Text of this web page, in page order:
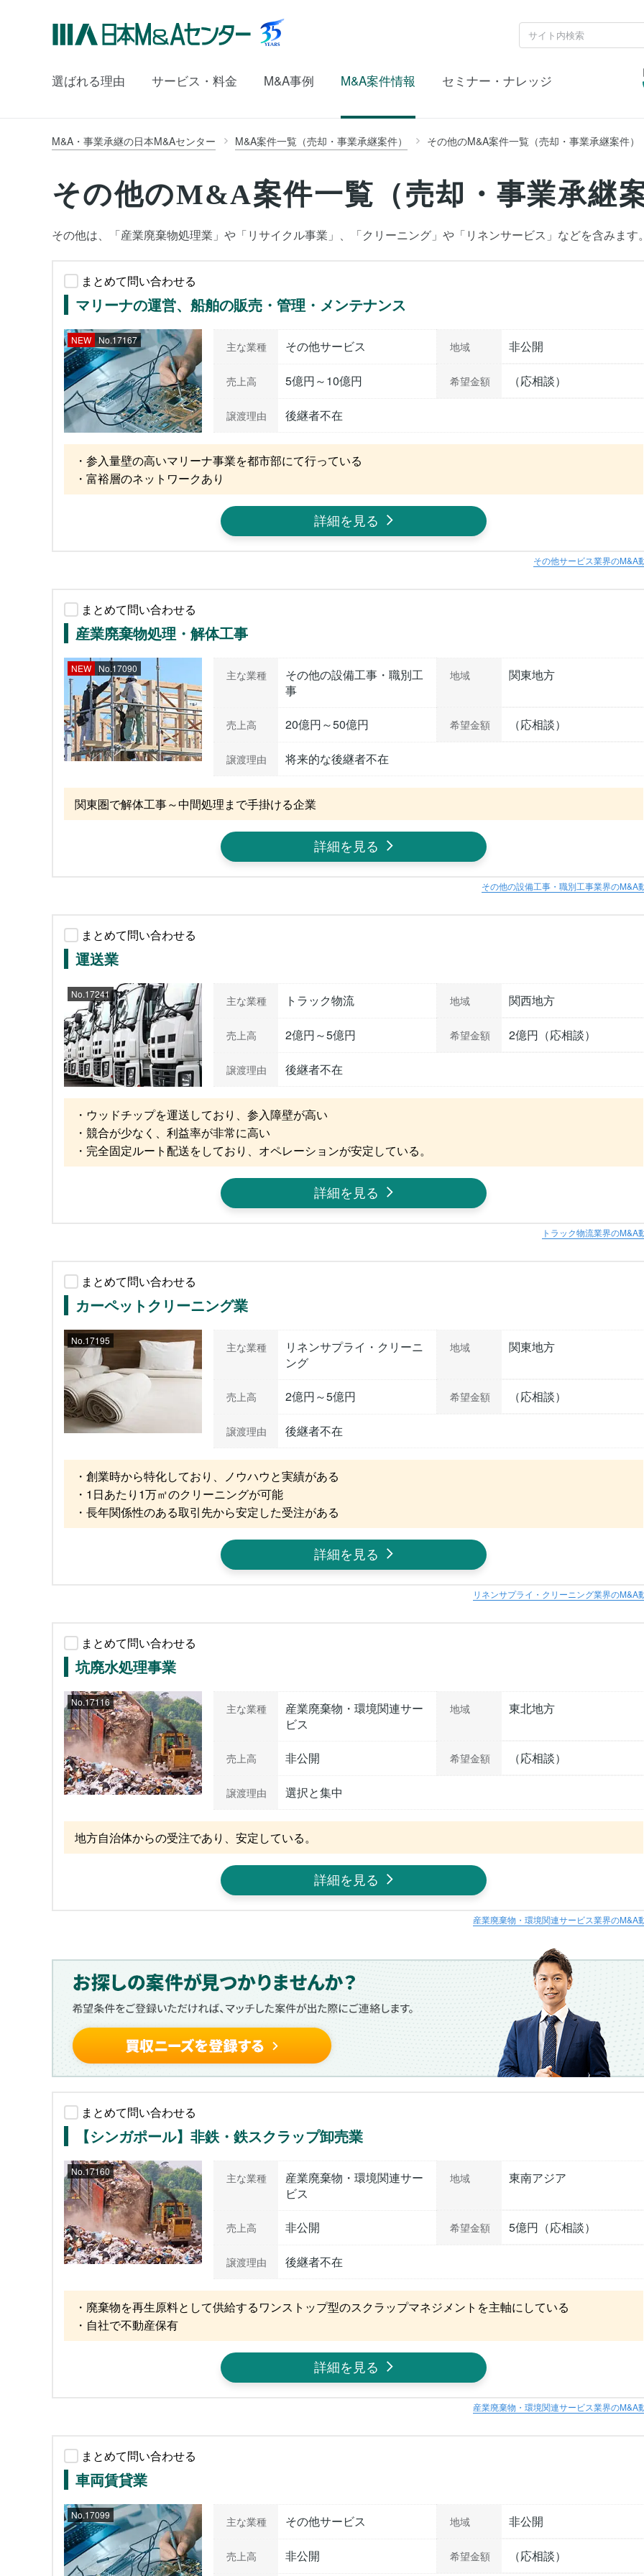
選ばれる理由 サービス・料金 M&A事例 M&A案件情報 セミナー・ナレッジ
M&A・事業承継の日本M&Aセンター M&A案件一覧（売却・事業承継案件） その他のM&A案件一覧（売却・事業承継案件）
その他のM&A案件一覧（売却・事業承継
その他は、「産業廃棄物処理業」や「リサイクル事業」、「クリーニング」や「リネンサービス」などを含みます
まとめて問い合わせる
マリーナの運営、船舶の販売・管理・メンテナンス
NEW No.17167 主な業種 その他サービス 地域 非公開
売上高 5億円～10億円 希望金額 （応相談）
譲渡理由 後継者不在
・参入量壁の高いマリーナ事業を都市部にて行っている
・富裕層のネットワークあり
詳細を見る
その他サービス業界のM&A
まとめて問い合わせる
産業廃棄物処理・解体工事
NEW No.17090 主な業種
その他の設備工事・職別工
事
地域 関東地方
売上高 20億円～50億円 希望金額 （応相談）
譲渡理由 将来的な後継者不在
関東圏で解体工事～中間処理まで手掛ける企業
詳細を見る
その他の設備工事・職別工事業界のM&A
まとめて問い合わせる
運送業
No.17241 主な業種 トラック物流 地域 関西地方
売上高 2億円～5億円 希望金額 2億円（応相談）
譲渡理由 後継者不在
・ウッドチップを運送しており、参入障壁が高い
・競合が少なく、利益率が非常に高い
・完全固定ルート配送をしており、オペレーションが安定している。
詳細を見る
トラック物流業界のM&A
まとめて問い合わせる
カーペットクリーニング業
No.17195 主な業種
リネンサプライ・クリーニ
ング
地域 関東地方
売上高 2億円～5億円 希望金額 （応相談）
譲渡理由 後継者不在
・創業時から特化しており、ノウハウと実績がある
・1日あたり1万㎡のクリーニングが可能
・長年関係性のある取引先から安定した受注がある
詳細を見る
リネンサプライ・クリーニング業界のM&A
まとめて問い合わせる
坑廃水処理事業
No.17116 主な業種
産業廃棄物・環境関連サー
ビス
地域 東北地方
売上高 非公開 希望金額 （応相談）
譲渡理由 選択と集中
地方自治体からの受注であり、安定している。
詳細を見る
産業廃棄物・環境関連サービス業界のM&A
まとめて問い合わせる
【シンガポール】非鉄・鉄スクラップ卸売業
No.17160 主な業種
産業廃棄物・環境関連サー
ビス
地域 東南アジア
売上高 非公開 希望金額 5億円（応相談）
譲渡理由 後継者不在
・廃棄物を再生原料として供給するワンストップ型のスクラップマネジメントを主軸にしている
・自社で不動産保有
詳細を見る
産業廃棄物・環境関連サービス業界のM&A
まとめて問い合わせる
車両賃貸業
No.17099 主な業種 その他サービス 地域 非公開
売上高 非公開 希望金額 （応相談）